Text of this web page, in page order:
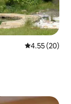
レビュー20
4.55 (20)